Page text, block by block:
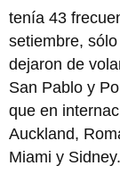
tenía 43
setiembre,
dejaron de
San Pablo y
que en
Auckland,
Miami y Sidney.